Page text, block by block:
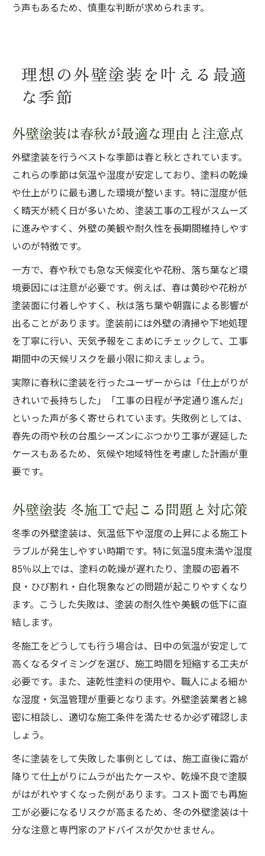
う声もあるため、慎重な判断が求められます。
理想の外壁塗装を叶える最適
な季節
外壁塗装は春秋が最適な理由と注意点
外壁塗装を行うベストな季節は春と秋とされています。
これらの季節は気温や湿度が安定しており、塗料の乾燥
や仕上がりに最も適した環境が整います。特に湿度が低
く晴天が続く日が多いため、塗装工事の工程がスムーズ
に進みやすく、外壁の美観や耐久性を長期間維持しやす
いのが特徴です。
一方で、春や秋でも急な天候変化や花粉、落ち葉など環
境要因には注意が必要です。例えば、春は黄砂や花粉が
塗装面に付着しやすく、秋は落ち葉や朝露による影響が
出ることがあります。塗装前には外壁の清掃や下地処理
を丁寧に行い、天気予報をこまめにチェックして、工事
期間中の天候リスクを最小限に抑えましょう。
実際に春秋に塗装を行ったユーザーからは「仕上がりが
きれいで長持ちした」「工事の日程が予定通り進んだ」
といった声が多く寄せられています。失敗例としては、
春先の雨や秋の台風シーズンにぶつかり工事が遅延した
ケースもあるため、気候や地域特性を考慮した計画が重
要です。
外壁塗装 冬施工で起こる問題と対応策
冬季の外壁塗装は、気温低下や湿度の上昇による施工ト
ラブルが発生しやすい時期です。特に気温5度未満や湿度
85％以上では、塗料の乾燥が遅れたり、塗膜の密着不
良・ひび割れ・白化現象などの問題が起こりやすくなり
ます。こうした失敗は、塗装の耐久性や美観の低下に直
結します。
冬施工をどうしても行う場合は、日中の気温が安定して
高くなるタイミングを選び、施工時間を短縮する工夫が
必要です。また、速乾性塗料の使用や、職人による細か
な湿度・気温管理が重要となります。外壁塗装業者と綿
密に相談し、適切な施工条件を満たせるか必ず確認しま
しょう。
冬に塗装をして失敗した事例としては、施工直後に霜が
降りて仕上がりにムラが出たケースや、乾燥不良で塗膜
がはがれやすくなった例があります。コスト面でも再施
工が必要になるリスクが高まるため、冬の外壁塗装は十
分な注意と専門家のアドバイスが欠かせません。